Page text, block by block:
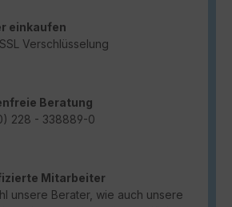
einkaufen
Verschlüsselung
Beratung
228 - 338889-0
Mitarbeiter
unsere Berater, wie auch unsere